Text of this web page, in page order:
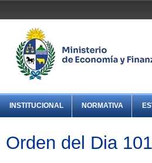
INSTITUCIONAL NORMATIVA
Orden del Dia